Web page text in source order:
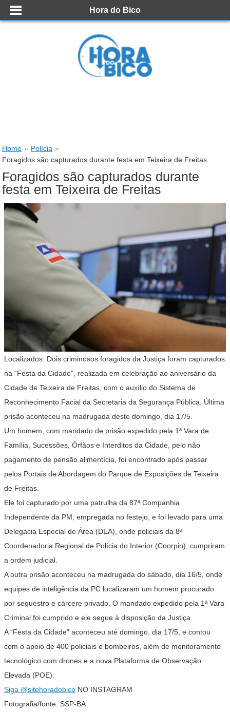
Hora do Bico
Home » Polícia »
Foragidos são capturados durante festa em Teixeira de Freitas
Foragidos são capturados durante
festa em Teixeira de Freitas
Localizados. Dois criminosos foragidos da Justiça foram capturados
na “Festa da Cidade”, realizada em celebração ao aniversário da
Cidade de Teixeira de Freitas, com o auxílio do Sistema de
Reconhecimento Facial da Secretaria da Segurança Pública. Última
prisão aconteceu na madrugada deste domingo, dia 17/5.
Um homem, com mandado de prisão expedido pela 1ª Vara de
Família, Sucessões, Órfãos e Interditos da Cidade, pelo não
pagamento de pensão alimentícia, foi encontrado após passar
pelos Portais de Abordagem do Parque de Exposições de Teixeira
de Freitas.
Ele foi capturado por uma patrulha da 87ª Companhia
Independente da PM, empregada no festejo, e foi levado para uma
Delegacia Especial de Área (DEA), onde policiais da 8ª
Coordenadoria Regional de Polícia do Interior (Coorpin), cumpriram
a ordem judicial.
A outra prisão aconteceu na madrugada do sábado, dia 16/5, onde
equipes de inteligência da PC localizaram um homem procurado
por sequestro e cárcere privado. O mandado expedido pela 1ª Vara
Criminal foi cumprido e ele segue à disposição da Justiça.
A “Festa da Cidade” aconteceu até domingo, dia 17/5, e contou
com o apoio de 400 policiais e bombeiros, além de monitoramento
tecnológico com drones e a nova Plataforma de Observação
Elevada (POE).
Siga @sitehoradobico NO INSTAGRAM
Fotografia/fonte: SSP-BA